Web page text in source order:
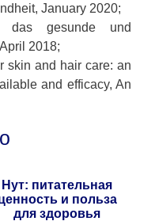
January 2020;
das gesunde und
2018;
skin and hair care: an
and efficacy, An
Нут: питательная
и польза
для здоровья